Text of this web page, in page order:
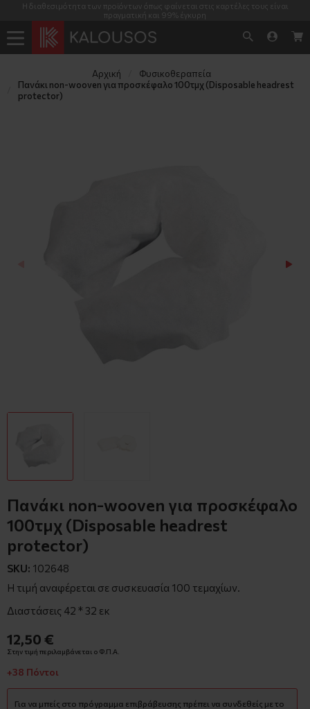
Η διαθεσιμότητα των προϊόντων όπως φαίνεται στις καρτέλες τους είναι
πραγματική και 99% έγκυρη
Αρχική
Φυσικοθεραπεία
Πανάκι non-wooven για προσκέφαλο 100τμχ (Disposable headrest
protector)
Πανάκι non-wooven για προσκέφαλο
100τμχ (Disposable headrest
protector)
SKU: 102648
Η τιμή αναφέρεται σε συσκευασία 100 τεμαχίων.
Διαστάσεις 42 * 32 εκ
12,50 €
Στην τιμή περιλαμβάνεται ο Φ.Π.Α.
+38 Πόντοι
Για να μπείς στο πρόγραμμα επιβράβευσης πρέπει να συνδεθείς με το